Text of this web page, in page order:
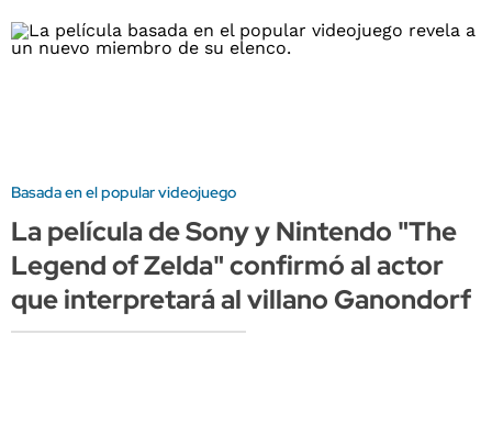
Basada en el popular videojuego
La película de Sony y Nintendo "The
Legend of Zelda" confirmó al actor
que interpretará al villano Ganondorf